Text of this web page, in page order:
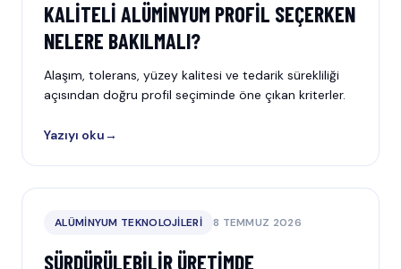
KALITELI ALÜMINYUM PROFIL SEÇERKEN
NELERE BAKILMALI?
Alaşım, tolerans, yüzey kalitesi ve tedarik sürekliliği
açısından doğru profil seçiminde öne çıkan kriterler.
Yazıyı oku→
ALÜMINYUM TEKNOLOJILERI 8 TEMMUZ 2026
SÜRDÜRÜLEBILIR ÜRETIMDE